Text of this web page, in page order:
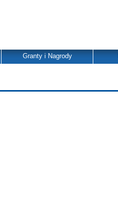
Granty i Nagrody